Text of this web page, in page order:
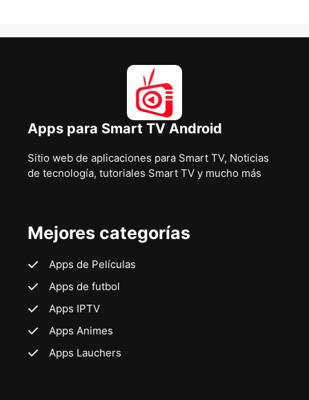
Apps para Smart TV Android
Sitio web de aplicaciones para Smart TV, Noticias
de tecnología, tutoriales Smart TV y mucho más
Mejores categorías
Apps de Películas
Apps de futbol
Apps IPTV
Apps Animes
Apps Lauchers